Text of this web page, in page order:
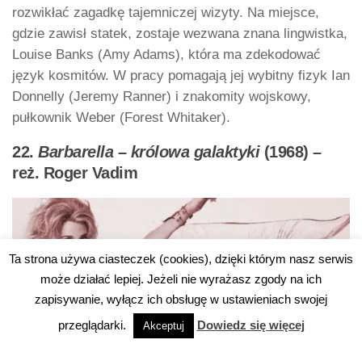
rozwikłać zagadkę tajemniczej wizyty. Na miejsce,
gdzie zawisł statek, zostaje wezwana znana lingwistka,
Louise Banks (Amy Adams), która ma zdekodować
język kosmitów. W pracy pomagają jej wybitny fizyk Ian
Donnelly (Jeremy Ranner) i znakomity wojskowy,
pułkownik Weber (Forest Whitaker).
22. Barbarella – królowa galaktyki(1968) –
reż. Roger Vadim
Ta strona używa ciasteczek (cookies), dzięki którym nasz serwis
może działać lepiej. Jeżeli nie wyrażasz zgody na ich
zapisywanie, wyłącz ich obsługę w ustawieniach swojej
przeglądarki.
Akceptuj Dowiedz się więcej